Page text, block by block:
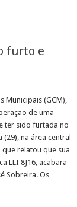
furto e
Municipais (GCM),
de uma
ter sido furtada no
na área central
relatou que sua
LLI 8J16, acabara
Sobreira. Os …